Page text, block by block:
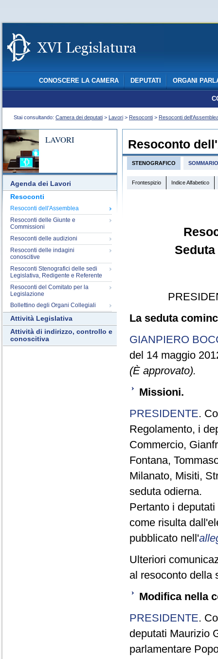
CONOSCERE LA CAMERA DEPUTATI ORGANI
Stai consultando: Camera dei deputati > Lavori > Resoconti > Resoconti
LAVORI
Agenda dei Lavori
Resoconti
Resoconti dell'Assemblea
Resoconti delle Giunte e
Commissioni
Resoconti delle audizioni
Resoconti delle indagini
conoscitive
Resoconti Stenografici delle sedi
Legislativa, Redigente e Referente
Resoconti del Comitato per la
Legislazione
Bollettino degli Organi Collegiali
Attività Legislativa
Attività di indirizzo, controllo e
conoscitiva
Resoconto
STENOGRAFICO SOMMARIO
Frontespizio Indice Alfabetico
La seduta
GIANPIERO
del 14 maggio
(È approvato).
Missioni.
PRESIDENTE.
Regolamento, i
Commercio,
Fontana,
Milanato, Misiti,
seduta odierna.
Pertanto i
come risulta
pubblicato nell'
Ulteriori
al resoconto della
Modifica nella
PRESIDENTE.
deputati Maurizio
parlamentare